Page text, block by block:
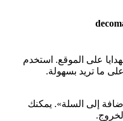
على الموقع. استخدم
ما تريد بسهولة.
إلى السلة». يمكنك